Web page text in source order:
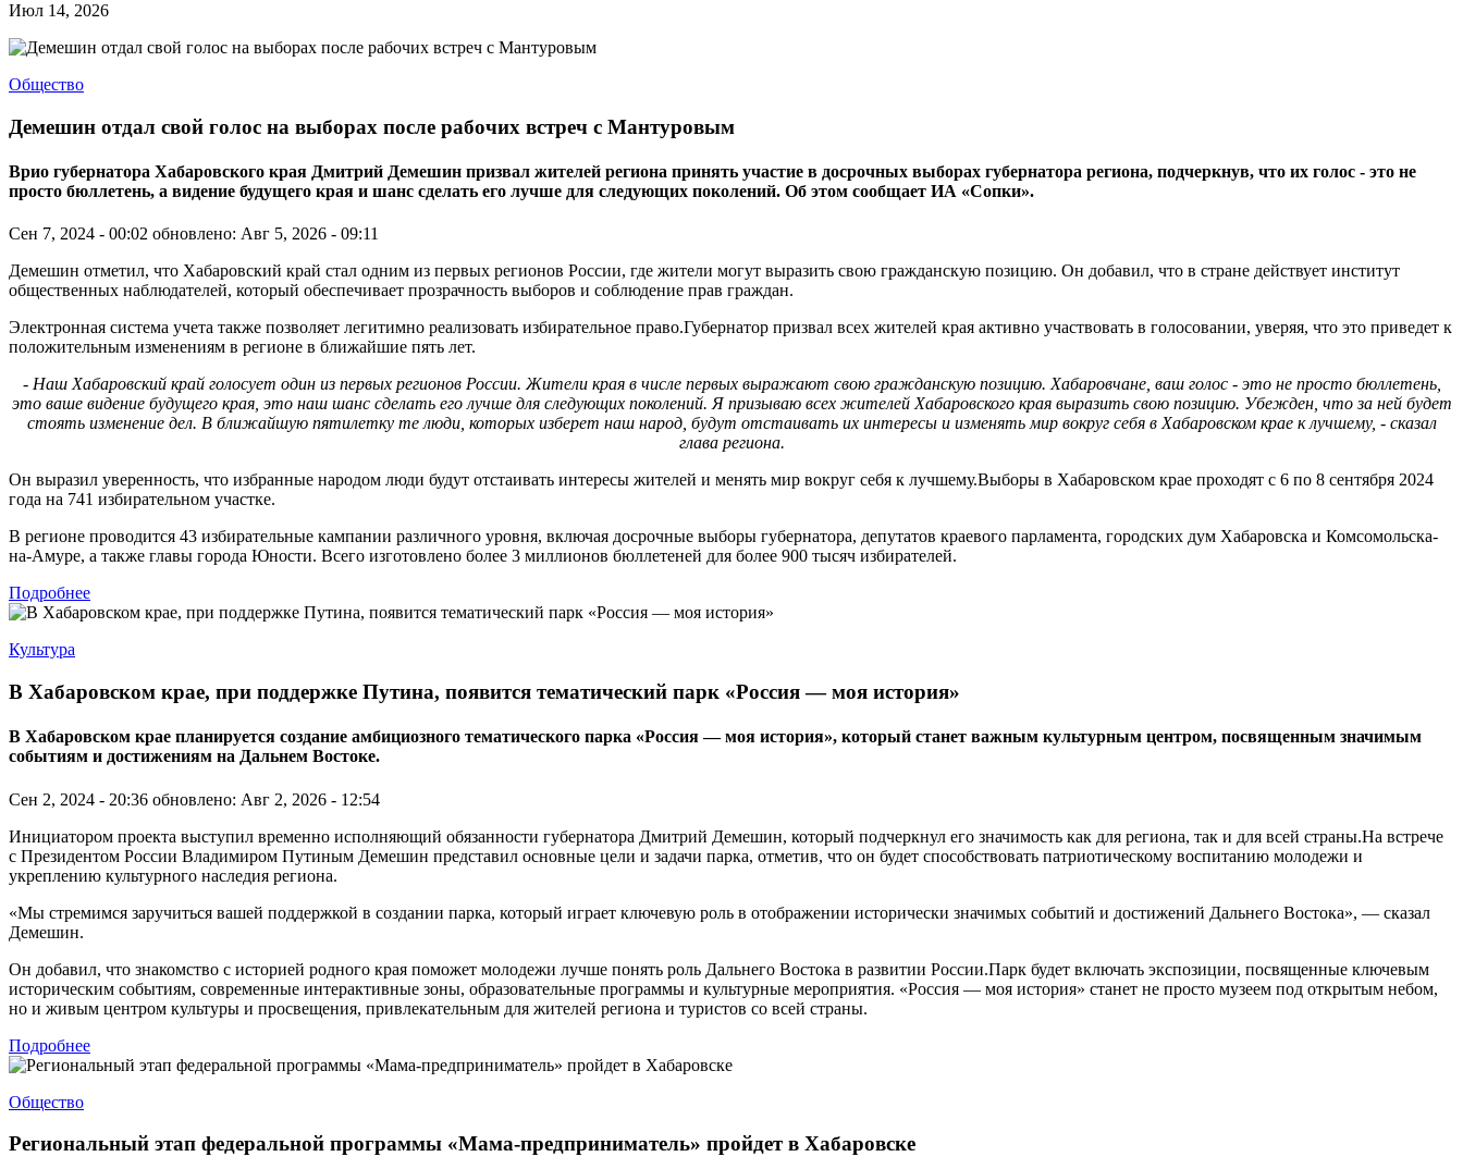
Июл 14, 2026
Общество
Демешин отдал свой голос на выборах после рабочих встреч с Мантуровым
Врио губернатора Хабаровского края Дмитрий Демешин призвал жителей региона принять участие в досрочных выборах губернатора региона, подчеркнув, что их голос - это не
просто бюллетень, а видение будущего края и шанс сделать его лучше для следующих поколений. Об этом сообщает ИА «Сопки».
Сен 7, 2024 - 00:02 обновлено: Авг 5, 2026 - 09:11
Демешин отметил, что Хабаровский край стал одним из первых регионов России, где жители могут выразить свою гражданскую позицию. Он добавил, что в стране действует институт
общественных наблюдателей, который обеспечивает прозрачность выборов и соблюдение прав граждан.
Электронная система учета также позволяет легитимно реализовать избирательное право.Губернатор призвал всех жителей края активно участвовать в голосовании, уверяя, что это приведет к
положительным изменениям в регионе в ближайшие пять лет.
- Наш Хабаровский край голосует один из первых регионов России. Жители края в числе первых выражают свою гражданскую позицию. Хабаровчане, ваш голос - это не просто бюллетень,
это ваше видение будущего края, это наш шанс сделать его лучше для следующих поколений. Я призываю всех жителей Хабаровского края выразить свою позицию. Убежден, что за ней будет
стоять изменение дел. В ближайшую пятилетку те люди, которых изберет наш народ, будут отстаивать их интересы и изменять мир вокруг себя в Хабаровском крае к лучшему, - сказал
глава региона.
Он выразил уверенность, что избранные народом люди будут отстаивать интересы жителей и менять мир вокруг себя к лучшему.Выборы в Хабаровском крае проходят с 6 по 8 сентября 2024
года на 741 избирательном участке.
В регионе проводится 43 избирательные кампании различного уровня, включая досрочные выборы губернатора, депутатов краевого парламента, городских дум Хабаровска и Комсомольска-
на-Амуре, а также главы города Юности. Всего изготовлено более 3 миллионов бюллетеней для более 900 тысяч избирателей.
Подробнее
Культура
В Хабаровском крае, при поддержке Путина, появится тематический парк «Россия — моя история»
В Хабаровском крае планируется создание амбициозного тематического парка «Россия — моя история», который станет важным культурным центром, посвященным значимым
событиям и достижениям на Дальнем Востоке.
Сен 2, 2024 - 20:36 обновлено: Авг 2, 2026 - 12:54
Инициатором проекта выступил временно исполняющий обязанности губернатора Дмитрий Демешин, который подчеркнул его значимость как для региона, так и для всей страны.На встрече
с Президентом России Владимиром Путиным Демешин представил основные цели и задачи парка, отметив, что он будет способствовать патриотическому воспитанию молодежи и
укреплению культурного наследия региона.
«Мы стремимся заручиться вашей поддержкой в создании парка, который играет ключевую роль в отображении исторически значимых событий и достижений Дальнего Востока», — сказал
Демешин.
Он добавил, что знакомство с историей родного края поможет молодежи лучше понять роль Дальнего Востока в развитии России.Парк будет включать экспозиции, посвященные ключевым
историческим событиям, современные интерактивные зоны, образовательные программы и культурные мероприятия. «Россия — моя история» станет не просто музеем под открытым небом,
но и живым центром культуры и просвещения, привлекательным для жителей региона и туристов со всей страны.
Подробнее
Общество
Региональный этап федеральной программы «Мама-предприниматель» пройдет в Хабаровске